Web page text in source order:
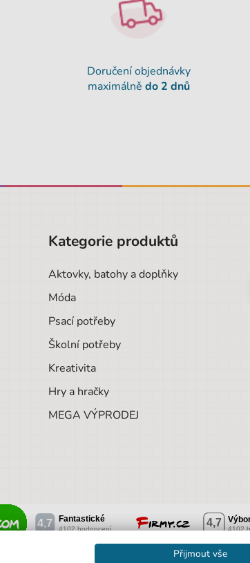
Doručení objednávky
maximálnědo 2 dnů
Kategorie produktů
Aktovky, batohy a doplňky
Móda
Psací potřeby
Školní potřeby
Kreativita
Hry a hračky
MEGA VÝPRODEJ
Přijmout vše